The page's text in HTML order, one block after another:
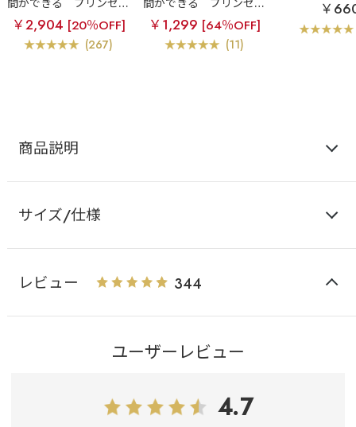
間ができる
プリンセス
バスト 超盛ブラ(R) 単品
ブラジャー
￥2,904 [20％OFF]
(267)
間ができる
プリンセス
バスト 超盛ブラ(R) 単品
ブラジャー
￥1,299 [64％OFF]
(11)
￥
商品説明
サイズ/仕様
レビュー 344
ユーザーレビュー
4.7